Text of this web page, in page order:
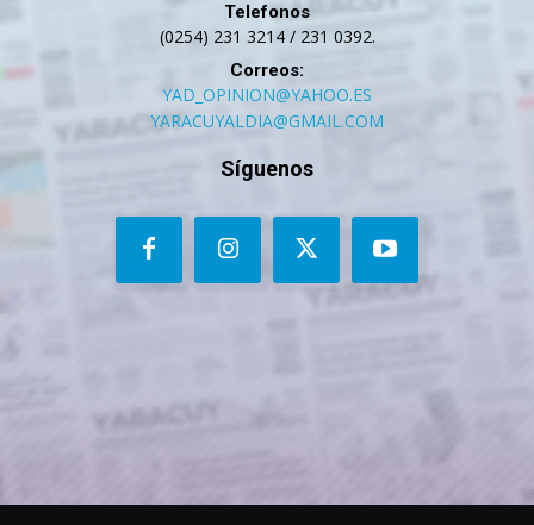
Telefonos
(0254) 231 3214 / 231 0392.
Correos:
YAD_OPINION@YAHOO.ES
YARACUYALDIA@GMAIL.COM
Síguenos